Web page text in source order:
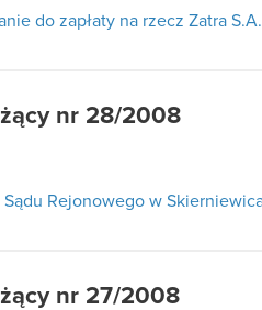
do zapłaty na rzecz Zatra S.A.
nr 28/2008
Sądu Rejonowego w
nr 27/2008